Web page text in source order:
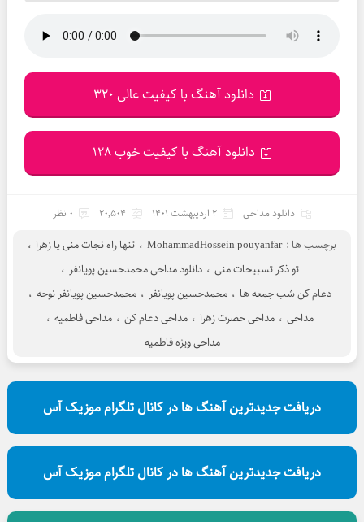
دانلود آهنگ با کیفیت عالی 320
دانلود آهنگ با کیفیت خوب 128
دانلود مداحی 2 اردیبهشت 1401 20,504 0 نظر
برچسب ها : MohammadHossein pouyanfar ، تنها راه نجات منی یا زهرا ،
تو ذکر تسبیحات منی ، دانلود مداحی محمدحسین پویانفر ،
دعام کن شب جمعه ها ، محمدحسین پویانفر ، محمدحسین پویانفر نوحه ،
مداحی ، مداحی حضرت زهرا ، مداحی دعام کن ، مداحی فاطمیه ،
مداحی ویژه فاطمیه
دریافت جدیدترین آهنگ ها در کانال تلگرام موزیک آس
دریافت جدیدترین آهنگ ها در کانال تلگرام موزیک آس